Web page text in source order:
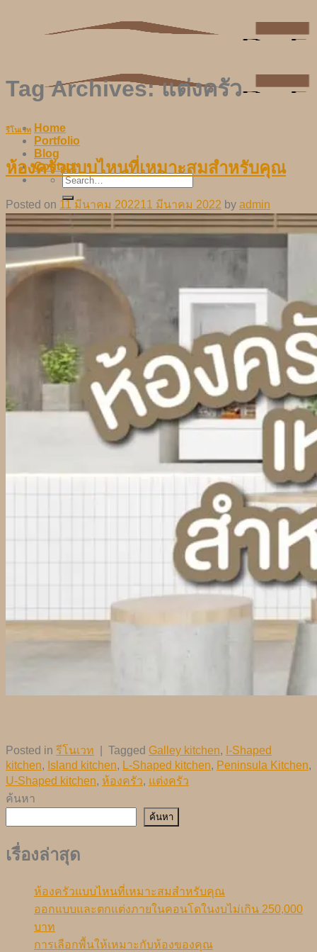
Home
Portfolio
Blog
Contact
Tag Archives:แต่งครัว
รีโนเวท
ห้องครัวแบบไหนที่เหมาะสมสำหรับคุณ
Posted on 11 มีนาคม 202211 มีนาคม 2022 by admin
Posted in รีโนเวท Tagged Galley kitchen, I-Shaped
kitchen, Island kitchen, L-Shaped kitchen, Peninsula Kitchen,
U-Shaped kitchen, ห้องครัว, แต่งครัว
ค้นหา
ค้นหา
เรื่องล่าสุด
ห้องครัวแบบไหนที่เหมาะสมสำหรับคุณ
ออกแบบและตกแต่งภายในคอนโดในงบไม่เกิน 250,000
บาท
การเลือกพื้นให้เหมาะกับห้องของคุณ